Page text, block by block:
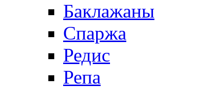
Баклажаны
Спаржа
Редис
Репа